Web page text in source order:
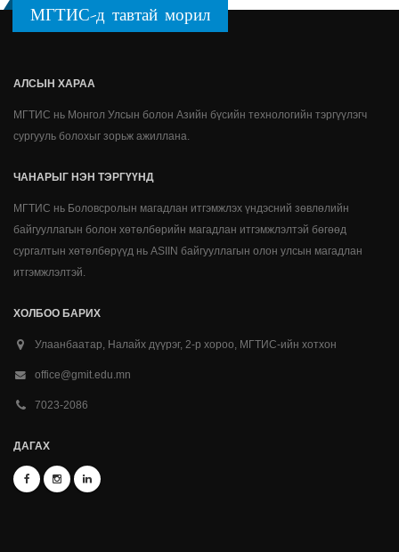
МГТИС-д тавтай морил
АЛСЫН ХАРАА
МГТИС нь Монгол Улсын болон Азийн бүсийн технологийн тэргүүлэгч
сургууль болохыг зорьж ажиллана.
ЧАНАРЫГ НЭН ТЭРГҮҮНД
МГТИС нь Боловсролын магадлан итгэмжлэх үндэсний зөвлөлийн
байгууллагын болон хөтөлбөрийн магадлан итгэмжлэлтэй бөгөөд
сургалтын хөтөлбөрүүд нь ASIIN байгууллагын олон улсын магадлан
итгэмжлэлтэй.
ХОЛБОО БАРИХ
Улаанбаатар, Налайх дүүрэг, 2-р хороо, МГТИС-ийн хотхон
office@gmit.edu.mn
7023-2086
ДАГАХ